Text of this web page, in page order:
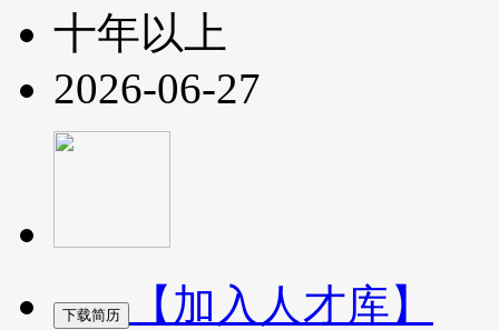
十年以上
2026-06-27
【加入人才库】